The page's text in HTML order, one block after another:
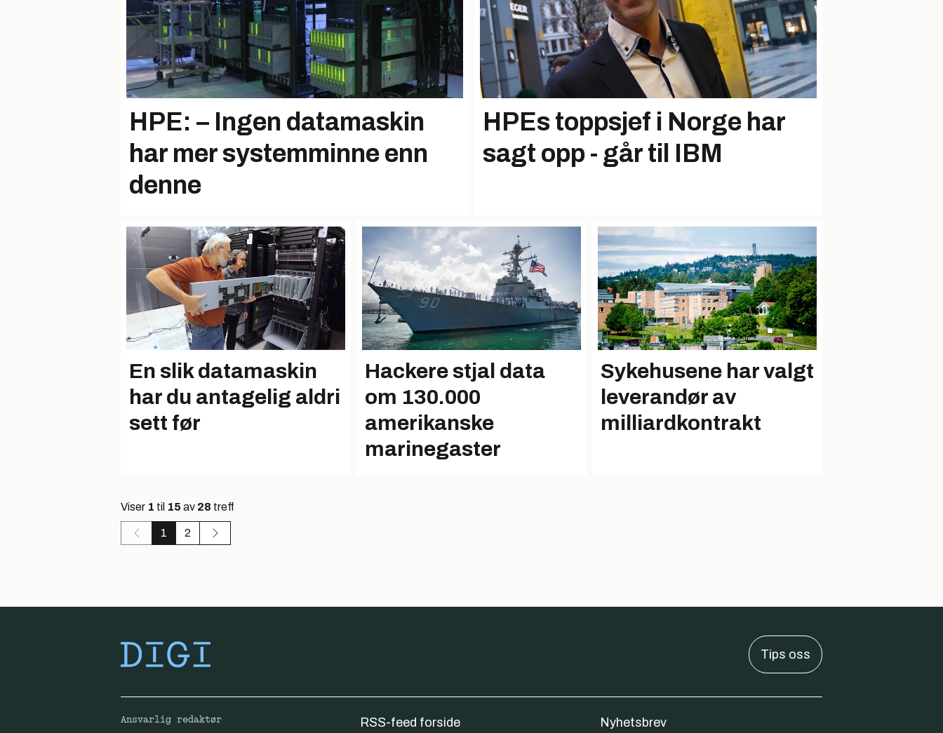
HPE: – Ingen datamaskin
har mer systemminne enn
denne
HPEs toppsjef i Norge har
sagt opp - går til IBM
En slik datamaskin
har du antagelig aldri
sett før
Hackere stjal data
om 130.000
amerikanske
marinegaster
Sykehusene har valgt
leverandør av
milliardkontrakt
Viser 1 til 15 av 28 treff
1 2
Tips oss
Ansvarlig redaktør RSS-feed forside Nyhetsbrev